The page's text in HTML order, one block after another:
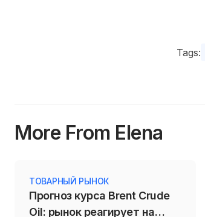
Tags:
More From Elena
ТОВАРНЫЙ РЫНОК
Прогноз курса Brent Crude
Oil: рынок реагирует на